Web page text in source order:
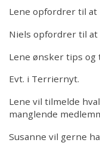
Lene opfordrer til at
Niels opfordrer til
Lene ønsker tips
Evt. i Terriernyt.
Lene vil tilmelde
manglende
Susanne vil gerne